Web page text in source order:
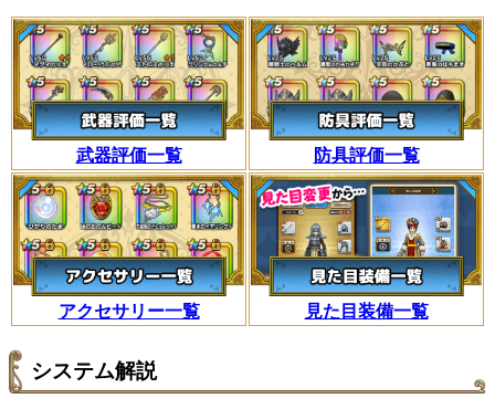
武器評価一覧 防具評価一覧
アクセサリー一覧 見た目装備一覧
システム解説